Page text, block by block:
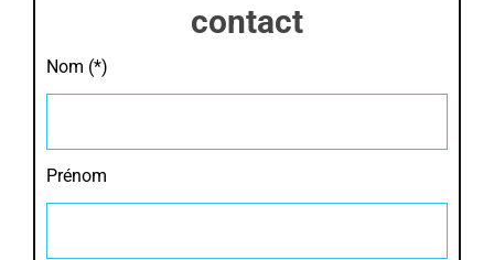
contact
Nom (*)
Prénom